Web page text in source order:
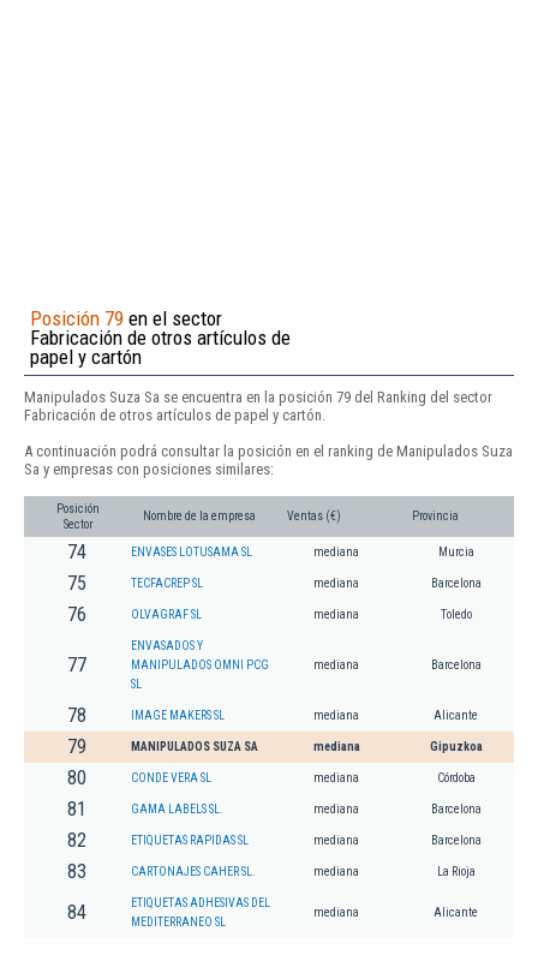
Posición 79 en el sector
Fabricación de otros artículos de
papel y cartón
Manipulados Suza Sa se encuentra en la posición 79 del Ranking del sector
Fabricación de otros artículos de papel y cartón.
A continuación podrá consultar la posición en el ranking de Manipulados Suza
Sa y empresas con posiciones similares:
Posición
Sector
Nombre de la empresa Ventas (€) Provincia
74 ENVASES LOTUSAMA SL mediana Murcia
75 TECFACREP SL mediana Barcelona
76 OLVAGRAF SL mediana Toledo
77
ENVASADOS Y
MANIPULADOS OMNI PCG
SL
mediana Barcelona
78 IMAGE MAKERS SL mediana Alicante
79 MANIPULADOS SUZA SA mediana Gipuzkoa
80 CONDE VERA SL mediana Córdoba
81 GAMA LABELS SL. mediana Barcelona
82 ETIQUETAS RAPIDAS SL mediana Barcelona
83 CARTONAJES CAHER SL. mediana La Rioja
84
ETIQUETAS ADHESIVAS DEL
MEDITERRANEO SL
mediana Alicante